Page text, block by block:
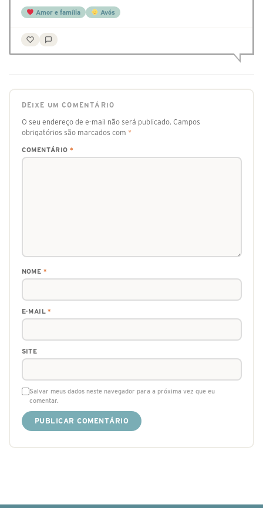
Amor e família Avós
DEIXE UM COMENTÁRIO
O seu endereço de e-mail não será publicado. Campos
obrigatórios são marcados com *
COMENTÁRIO *
NOME *
E-MAIL*
SITE
Salvar meus dados neste navegador para a próxima vez que eu
comentar.